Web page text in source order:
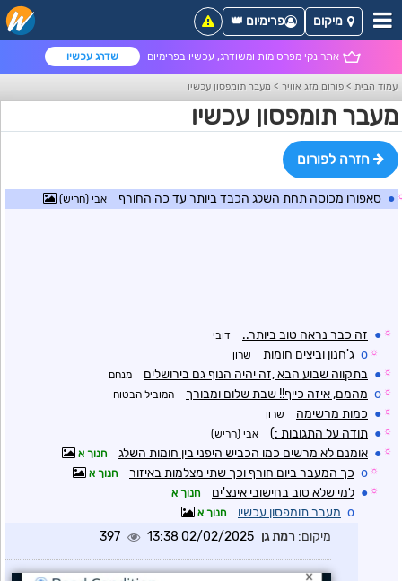
אתר נקי מפרסומות ומשודרג, עכשיו בפרימיום שדרג עכשיו
מיקום פרימיום 👑
עמוד הבית > פורום מזג אוויר > מעבר תומפסון עכשיו
מעבר תומפסון עכשיו
חזרה לפורום
● סאפורו מכוסה תחת השלג הכבד ביותר עד כה החורף אבי (חריש)
☼
● זה כבר נראה טוב ביותר.. דובי
☼
o ג'חנון וביצים חומות שרון
☼
● בתקווה שבוע הבא ,זה יהיה הנוף גם בירושלים מנחם
☼
o מהמם, איזה כייף!! שבת שלום ומבורך המוביל הבטוח
☼
● כמות מרשימה שרון
☼
● תודה על התגובות :) אבי (חריש)
☼
● אומנם לא מרשים כמו הכביש היפני בין חומות השלג חנוך א
☼
o כך המעבר ביום חורף וכך שתי מצלמות באיזור חנוך א
☼
● למי שלא טוב בחישובי אינצ'ים חנוך א
o מעבר תומפסון עכשיו חנוך א
מיקום: רמת גן 02/02/2025 13:38
397